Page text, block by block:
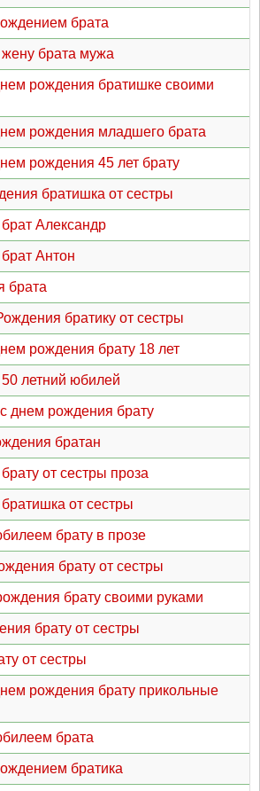
брата
брата мужа
рождения братишке своими
рождения младшего брата
рождения 45 лет брату
братишка от сестры
Александр
Антон
брата
братику от сестры
рождения брату 18 лет
летний юбилей
днем рождения брату
братан
от сестры проза
от сестры
брату в прозе
брату от сестры
брату своими руками
брату от сестры
от сестры
рождения брату прикольные
брата
братика